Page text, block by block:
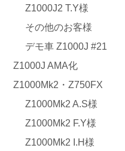
Z1000J2 T.Y様
その他のお客様
デモ車 Z1000J #21
Z1000J AMA化
Z1000Mk2・Z750FX
Z1000Mk2 A.S様
Z1000Mk2 F.Y様
Z1000Mk2 I.H様